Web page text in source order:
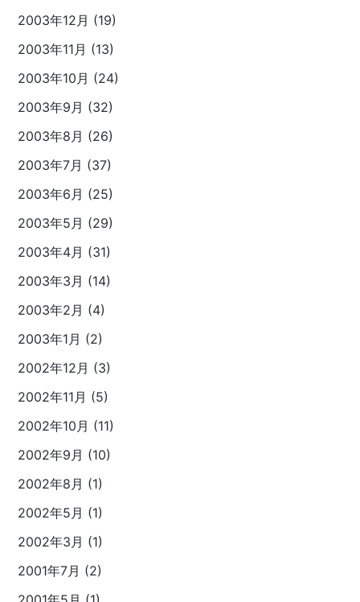
2003年12月 (19)
2003年11月 (13)
2003年10月 (24)
2003年9月 (32)
2003年8月 (26)
2003年7月 (37)
2003年6月 (25)
2003年5月 (29)
2003年4月 (31)
2003年3月 (14)
2003年2月 (4)
2003年1月 (2)
2002年12月 (3)
2002年11月 (5)
2002年10月 (11)
2002年9月 (10)
2002年8月 (1)
2002年5月 (1)
2002年3月 (1)
2001年7月 (2)